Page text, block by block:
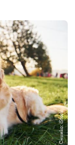
Снимка: iStock